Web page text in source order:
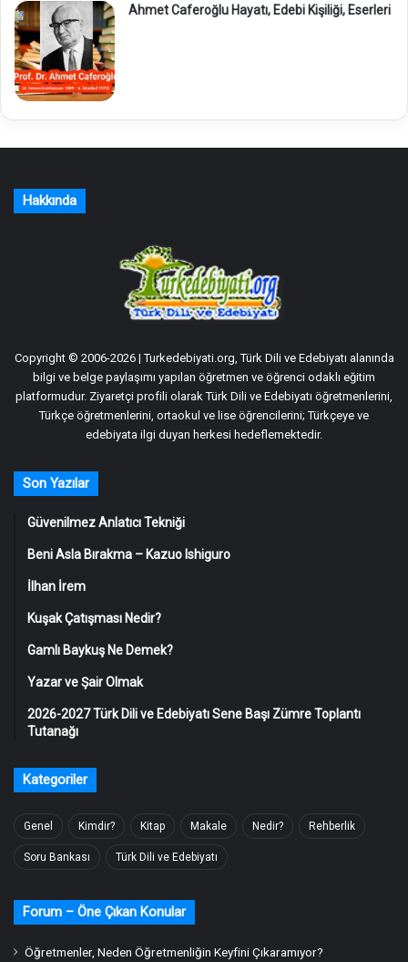
Ahmet Caferoğlu Hayatı, Edebi Kişiliği, Eserleri
Hakkında
Copyright © 2006-2026 | Turkedebiyati.org, Türk Dili ve Edebiyatı alanında
bilgi ve belge paylaşımı yapılan öğretmen ve öğrenci odaklı eğitim
platformudur. Ziyaretçi profili olarak Türk Dili ve Edebiyatı öğretmenlerini,
Türkçe öğretmenlerini, ortaokul ve lise öğrencilerini; Türkçeye ve
edebiyata ilgi duyan herkesi hedeflemektedir.
Son Yazılar
Güvenilmez Anlatıcı Tekniği
Beni Asla Bırakma – Kazuo Ishiguro
İlhan İrem
Kuşak Çatışması Nedir?
Gamlı Baykuş Ne Demek?
Yazar ve Şair Olmak
2026-2027 Türk Dili ve Edebiyatı Sene Başı Zümre Toplantı
Tutanağı
Kategoriler
Genel Kimdir? Kitap Makale Nedir? Rehberlik
Soru Bankası Türk Dili ve Edebiyatı
Forum – Öne Çıkan Konular
Öğretmenler, Neden Öğretmenliğin Keyfini Çıkaramıyor?